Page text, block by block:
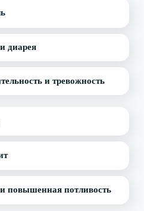
диарея
и тревожность
повышенная потливость